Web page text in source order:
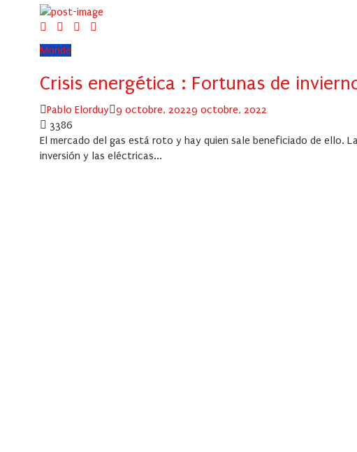
Monde
Crisis energética : Fortunas de
Author
Pablo Elorduy Posted
9 octobre, 20229 octobre, 2022
3386
El mercado del gas está roto y hay quien sale beneficiado de ello.
inversión y las eléctricas...